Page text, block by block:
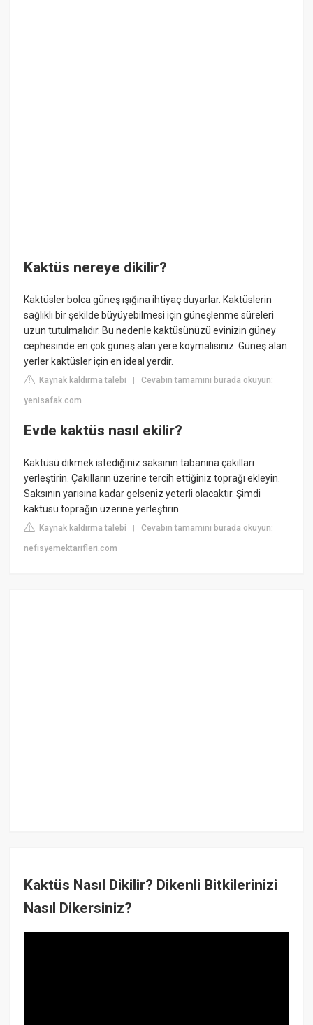
Kaktüs nereye dikilir?
Kaktüsler bolca güneş ışığına ihtiyaç duyarlar. Kaktüslerin
sağlıklı bir şekilde büyüyebilmesi için güneşlenme süreleri
uzun tutulmalıdır. Bu nedenle kaktüsünüzü evinizin güney
cephesinde en çok güneş alan yere koymalısınız. Güneş alan
yerler kaktüsler için en ideal yerdir.
Kaynak kaldırma talebi |Cevabın tamamını burada okuyun:
yenisafak.com
Evde kaktüs nasıl ekilir?
Kaktüsü dikmek istediğiniz saksının tabanına çakılları
yerleştirin. Çakılların üzerine tercih ettiğiniz toprağı ekleyin.
Saksının yarısına kadar gelseniz yeterli olacaktır. Şimdi
kaktüsü toprağın üzerine yerleştirin.
Kaynak kaldırma talebi |Cevabın tamamını burada okuyun:
nefisyemektarifleri.com
Kaktüs Nasıl Dikilir? Dikenli Bitkilerinizi
Nasıl Dikersiniz?